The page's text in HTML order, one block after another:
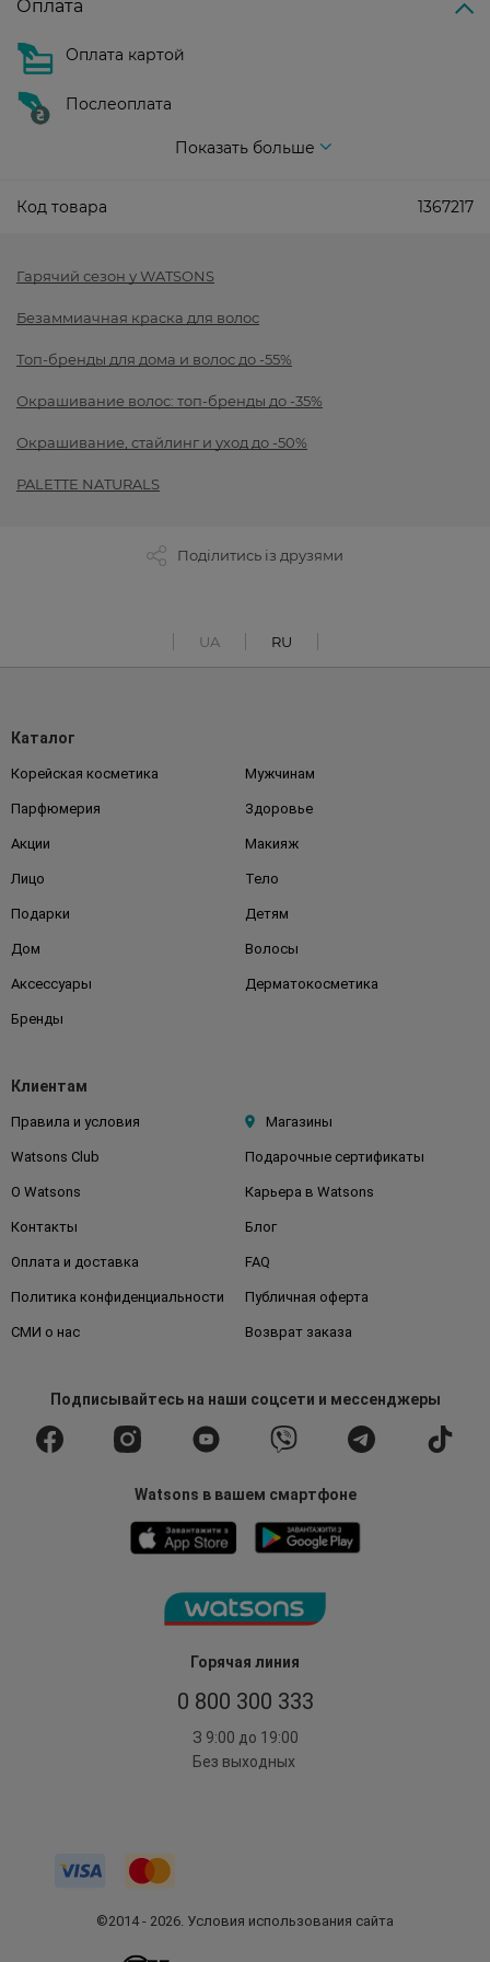
Оплата
Оплата картой
Послеоплата
Показать больше
Код товара 1367217
Гарячий сезон у WATSONS
Безаммиачная краска для волос
Топ-бренды для дома и волос до -55%
Окрашивание волос: топ-бренды до -35%
Окрашивание, стайлинг и уход до -50%
PALETTE NATURALS
Поділитись із друзями
UA RU
Горячая линия
0 800 300 333
З 9:00 до 19:00
Без выходных
Каталог
Корейская косметика Мужчинам
Парфюмерия Здоровье
Акции Макияж
Лицо Тело
Подарки Детям
Дом Волосы
Аксессуары Дерматокосметика
Бренды
Клиентам
Правила и условия Магазины
Watsons Club Подарочные сертификаты
О Watsons Карьера в Watsons
Контакты Блог
Оплата и доставка FAQ
Политика конфиденциальности Публичная оферта
СМИ о нас Возврат заказа
Подписывайтесьна наши соцсети и мессенджеры
Watsons в вашем смартфоне
©2014 - 2026. Условия использования сайта